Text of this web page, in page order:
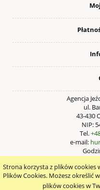
Strona korzysta z plików cookies
Plików Cookies. Możesz określić
plików cookies w
Agencja
ul.
43-430
NIP:
Tel.
e-mail:
pokaż